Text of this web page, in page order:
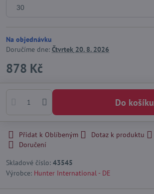
Na objednávku
Doručíme dne: Čtvrtek 20. 8. 2026
878 Kč
Do košíku
Přidat k Oblíbeným Dotaz k produktu
Doručení
Skladové číslo: 43545
Výrobce: Hunter International - DE